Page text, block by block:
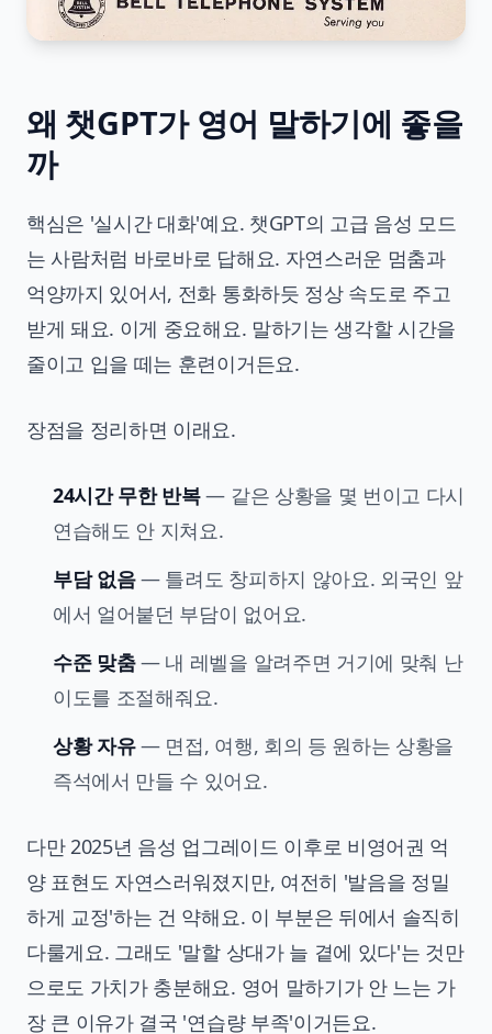
왜 챗GPT가 영어 말하기에 좋을
까
핵심은 '실시간 대화'예요. 챗GPT의 고급 음성 모드
는 사람처럼 바로바로 답해요. 자연스러운 멈춤과
억양까지 있어서, 전화 통화하듯 정상 속도로 주고
받게 돼요. 이게 중요해요. 말하기는 생각할 시간을
줄이고 입을 떼는 훈련이거든요.
장점을 정리하면 이래요.
24시간 무한 반복— 같은 상황을 몇 번이고 다시
연습해도 안 지쳐요.
부담 없음— 틀려도 창피하지 않아요. 외국인 앞
에서 얼어붙던 부담이 없어요.
수준 맞춤— 내 레벨을 알려주면 거기에 맞춰 난
이도를 조절해줘요.
상황 자유— 면접, 여행, 회의 등 원하는 상황을
즉석에서 만들 수 있어요.
다만 2025년 음성 업그레이드 이후로 비영어권 억
양 표현도 자연스러워졌지만, 여전히 '발음을 정밀
하게 교정'하는 건 약해요. 이 부분은 뒤에서 솔직히
다룰게요. 그래도 '말할 상대가 늘 곁에 있다'는 것만
으로도 가치가 충분해요. 영어 말하기가 안 느는 가
장 큰 이유가 결국 '연습량 부족'이거든요.